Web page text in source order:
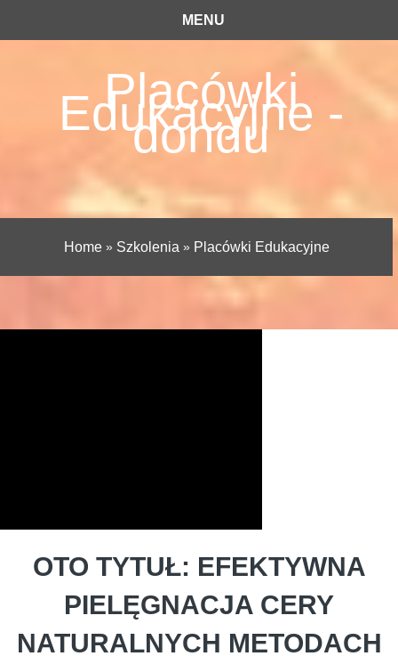
MENU
Placówki
Edukacyjne -
dondu
Home» Szkolenia » Placówki Edukacyjne
OTO TYTUŁ: EFEKTYWNA
PIELĘGNACJA CERY
NATURALNYCH METODACH